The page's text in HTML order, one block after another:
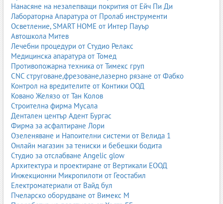
Нанасяне на незалепващи покрития от Ейч Пи Ди
Лабораторна Апаратура от Пролаб инструменти
Осветление, SMART HOME от Интер Пауър
Автошкола Митев
Лечебни процедури от Студио Релакс
Медицинска апаратура от Томед
Противопожарна техника от Тимекс груп
CNC струговане,фрезоване,лазерно рязане от Фабко
Контрол на вредителите от Контики ООД
Ковано Желязо от Тан Колов
Строителна фирма Мусала
Дентален център Адент Бургас
Фирма за асфалтиране Лори
Озеленяване и Напоителни системи от Велида 1
Онлайн магазин за тениски и бебешки бодита
Студио за отслабване Angelic glow
Архитектура и проектиране от Вертикали ЕООД
Инжекционни Микропилоти от Геостабил
Електроматериали от Вайд бул
Пчеларско оборудване от Вимекс М